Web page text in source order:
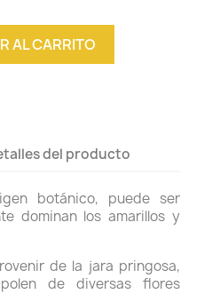
AL CARRITO
del producto
botánico, puede ser
dominan los amarillos y
de la jara pringosa,
de diversas flores